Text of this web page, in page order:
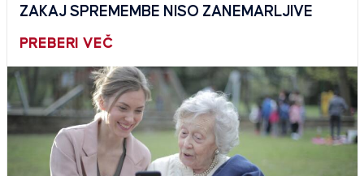
ZAKAJ SPREMEMBE NISO ZANEMARLJIVE
PREBERI VEČ